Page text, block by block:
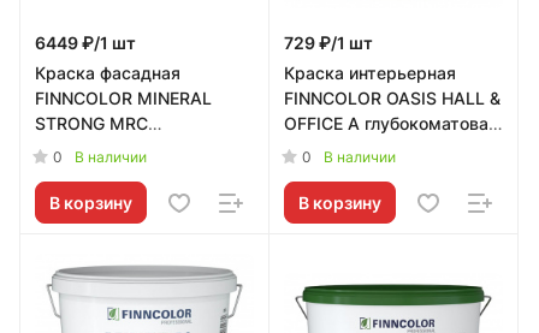
6449 ₽/1 шт
Краска фасадная
FINNCOLOR MINERAL
STRONG MRC
глубокоматовая 9л
0 В наличии
В корзину
729 ₽/1 шт
Краска интерьерная
FINNCOLOR OASIS HALL &
OFFICE A глубокоматовая
0,9л Tikkurila RU -
0 В наличии
В корзину